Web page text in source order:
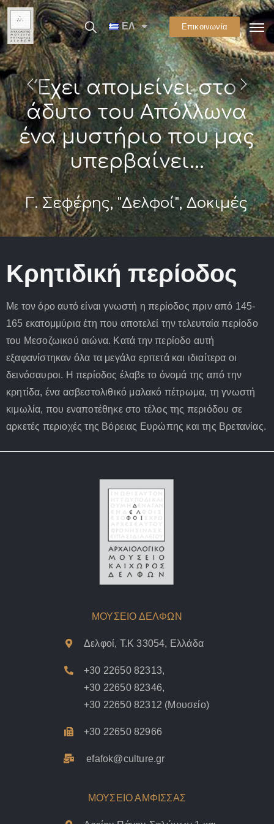
ΕΛ Επικοινωνία
Έχει απομείνει στο
άδυτο του Απόλλωνα
ένα μυστήριο που μας
υπερβαίνει...
Γ. Σεφέρης, "Δελφοί", Δοκιμές
Κρητιδική περίοδος
Με τον όρο αυτό είναι γνωστή η περίοδος πριν από 145-
165 εκατομμύρια έτη που αποτελεί την τελευταία περίοδο
του Μεσοζωικού αιώνα. Κατά την περίοδο αυτή
εξαφανίστηκαν όλα τα μεγάλα ερπετά και ιδιαίτερα οι
δεινόσαυροι. Η περίοδος έλαβε το όνομά της από την
κρητίδα, ένα ασβεστολιθικό μαλακό πέτρωμα, τη γνωστή
κιμωλία, που εναποτέθηκε στο τέλος της περιόδου σε
αρκετές περιοχές της Βόρειας Ευρώπης και της Βρετανίας.
ΜΟΥΣΕΙΟ ΔΕΛΦΩΝ
Δελφοί, Τ.Κ 33054, Ελλάδα
+30 22650 82313,
+30 22650 82346,
+30 22650 82312 (Μουσείο)
+30 22650 82966
efafok@culture.gr
ΜΟΥΣΕΙΟ ΑΜΦΙΣΣΑΣ